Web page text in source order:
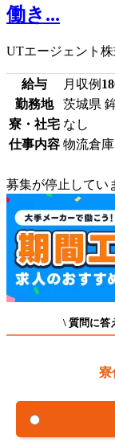
働き...
UTエージェント株
給与 月収例
勤務地
茨城県
寮・社宅 なし
仕事内容 物流倉
募集が停止してい
\ 質問に答
寮